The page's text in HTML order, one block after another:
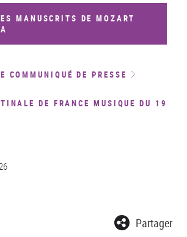
MANUSCRITS DE MOZART
COMMUNIQUÉ DE PRESSE
DE FRANCE MUSIQUE DU 19
Partager